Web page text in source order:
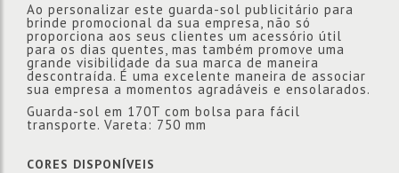
Ao personalizar este guarda-sol publicitário para
brinde promocional da sua empresa, não só
proporciona aos seus clientes um acessório útil
para os dias quentes, mas também promove uma
grande visibilidade da sua marca de maneira
descontraída. É uma excelente maneira de associar
sua empresa a momentos agradáveis e ensolarados.
Guarda-sol em 170T com bolsa para fácil
transporte. Vareta: 750 mm
CORES DISPONÍVEIS